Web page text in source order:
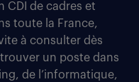
CDI de cadres et
toute la France,
à consulter dès
un poste dans
de l’informatique,